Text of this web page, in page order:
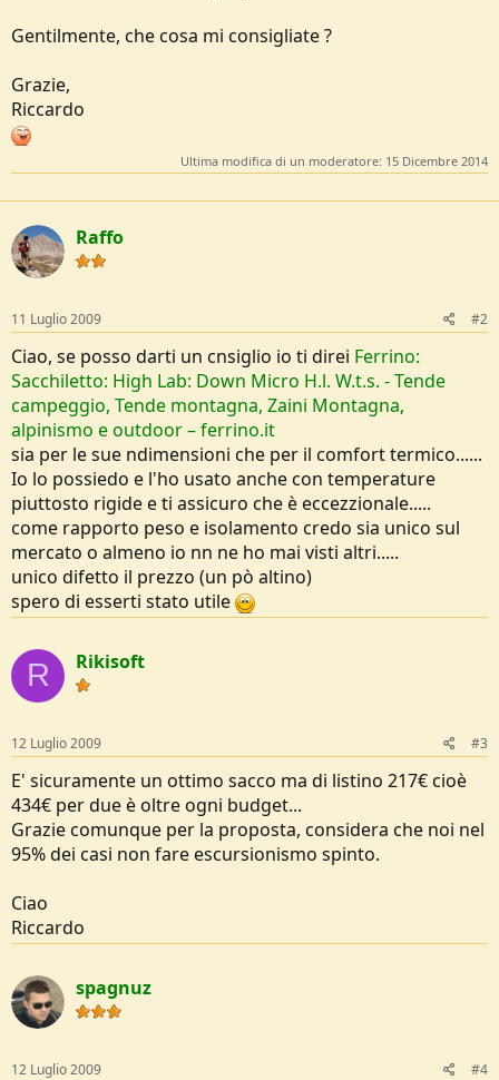
Gentilmente, che cosa mi consigliate ?
Grazie,
Riccardo
Ultima modifica di un moderatore: 15 Dicembre 2014
Raffo
11 Luglio 2009 #2
Ciao, se posso darti un cnsiglio io ti direi Ferrino:
Sacchiletto: High Lab: Down Micro H.l. W.t.s. - Tende
campeggio, Tende montagna, Zaini Montagna,
alpinismo e outdoor – ferrino.it
sia per le sue ndimensioni che per il comfort termico......
Io lo possiedo e l'ho usato anche con temperature
piuttosto rigide e ti assicuro che è eccezzionale.....
come rapporto peso e isolamento credo sia unico sul
mercato o almeno io nn ne ho mai visti altri.....
unico difetto il prezzo (un pò altino)
spero di esserti stato utile
R Rikisoft
12 Luglio 2009 #3
E' sicuramente un ottimo sacco ma di listino 217€ cioè
434€ per due è oltre ogni budget...
Grazie comunque per la proposta, considera che noi nel
95% dei casi non fare escursionismo spinto.
Ciao
Riccardo
spagnuz
12 Luglio 2009 #4